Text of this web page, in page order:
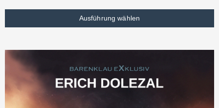
Ausführung wählen